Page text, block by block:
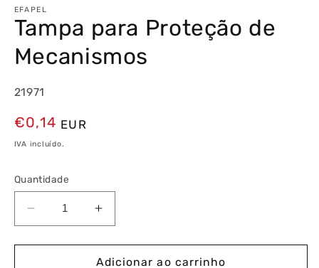
EFAPEL
Tampa para Proteção de
Mecanismos
21971
Preço
normal
€0,14 EUR
IVA incluído.
Quantidade
Diminuir
a
quantidade
Aumentar
a
quantidade
de
Adicionar ao carrinho